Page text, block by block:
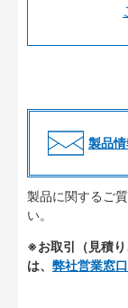
製品
製品に関するご
い。
※お取引（見積
は、 弊社営業窓口